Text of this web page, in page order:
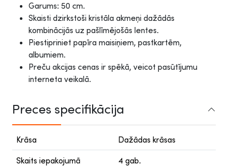
Garums: 50 cm.
Skaisti dzirkstoši kristāla akmeņi dažādās
kombinācijās uz pašlīmējošās lentes.
Piestipriniet papīra maisiņiem, pastkartēm,
albumiem.
Preču akcijas cenas ir spēkā, veicot pasūtījumu
interneta veikalā.
Preces specifikācija
Krāsa Dažādas krāsas
Skaits iepakojumā 4 gab.